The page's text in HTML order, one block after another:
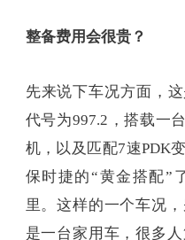
整备费用会很贵？
先来说下车况方面，
代号为997.2，搭载一
机，以及匹配7速PDK
保时捷的“黄金搭配”
里。这样的一个车况
是一台家用车，很多